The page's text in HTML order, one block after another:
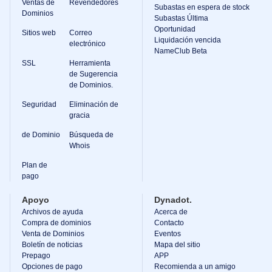
Solicitud
de
de
Herramientas
Contáctenos
de
abuso
de
características
Ventas de
Dominios
Revendedores
Sitios web
Correo
electrónico
SSL
Herramienta
de Sugerencia
de Dominios.
Seguridad
Eliminación de
gracia
de Dominio
Búsqueda de
Whois
Plan de
pago
Subastas en espera de stock
Subastas Última
Oportunidad
Liquidación vencida
NameClub Beta
Apoyo
Archivos de ayuda
Compra de dominios
Venta de Dominios
Boletín de noticias
Prepago
Opciones de pago
Dynadot.
Acerca de
Contacto
Eventos
Mapa del sitio
APP
Recomienda a un amigo